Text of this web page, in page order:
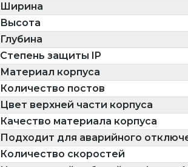
Ширина
Высота
Глубина
Степень защиты IP
Материал корпуса
Количество постов
Цвет верхней части корпуса
Качество материала корпуса
Подходит для аварийного
Количество скоростей